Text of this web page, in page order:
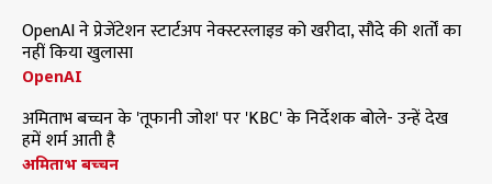
OpenAI ने प्रेजेंटेशन स्टार्टअप नेक्स्टस्लाइड को खरीदा, सौदे की शर्तों का
नहीं किया खुलासा
OpenAI
अमिताभ बच्चन के 'तूफानी जोश' पर 'KBC' के निर्देशक बोले- उन्हें देख
हमें शर्म आती है
अमिताभ बच्चन